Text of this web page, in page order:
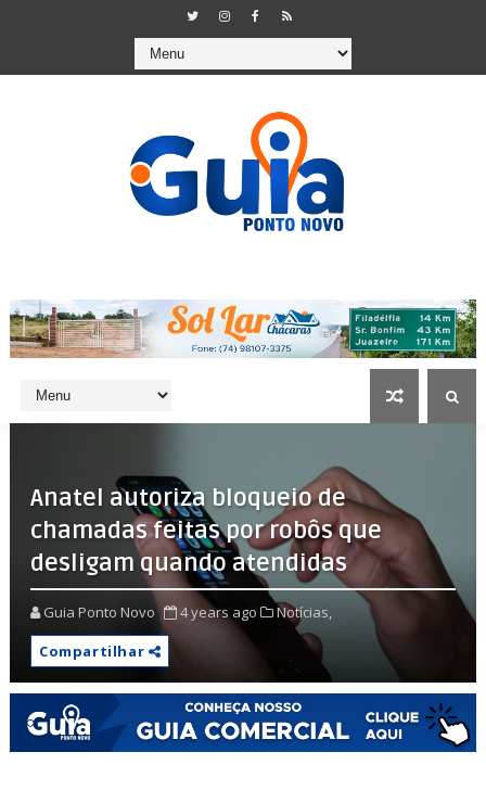
Anatel autoriza bloqueio de
chamadas feitas por robôs que
desligam quando atendidas
Guia Ponto Novo 4 years ago
Notícias,
Compartilhar